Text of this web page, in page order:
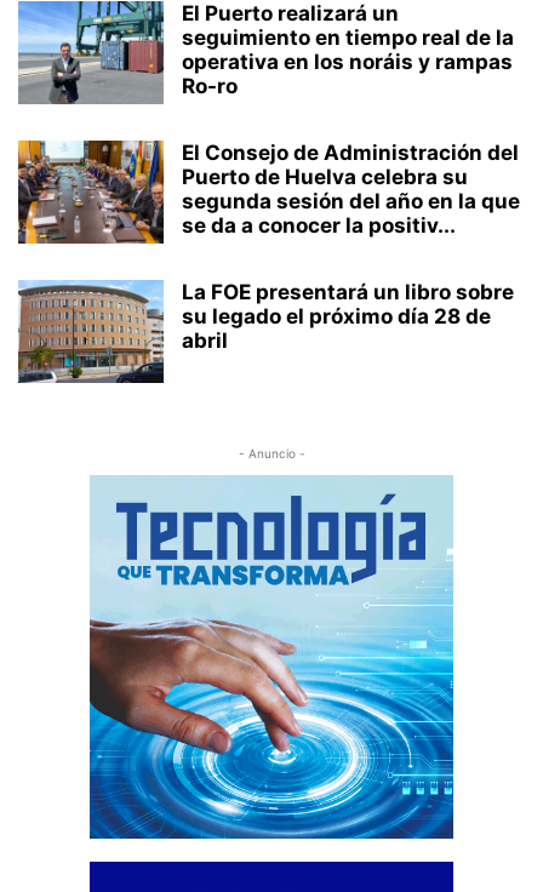
El Puerto realizará un
seguimiento en tiempo real de la
operativa en los noráis y rampas
Ro-ro
El Consejo de Administración del
Puerto de Huelva celebra su
segunda sesión del año en la que
se da a conocer la positiv...
La FOE presentará un libro sobre
su legado el próximo día 28 de
abril
- Anuncio -